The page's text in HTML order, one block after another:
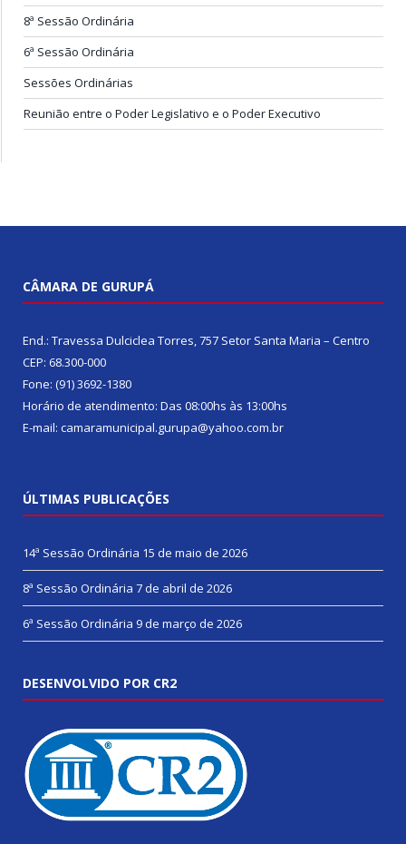
8ª Sessão Ordinária
6ª Sessão Ordinária
Sessões Ordinárias
Reunião entre o Poder Legislativo e o Poder Executivo
CÂMARA DE GURUPÁ
End.: Travessa Dulciclea Torres, 757 Setor Santa Maria – Centro
CEP: 68.300-000
Fone: (91) 3692-1380
Horário de atendimento: Das 08:00hs às 13:00hs
E-mail: camaramunicipal.gurupa@yahoo.com.br
ÚLTIMAS PUBLICAÇÕES
14ª Sessão Ordinária 15 de maio de 2026
8ª Sessão Ordinária 7 de abril de 2026
6ª Sessão Ordinária 9 de março de 2026
DESENVOLVIDO POR CR2